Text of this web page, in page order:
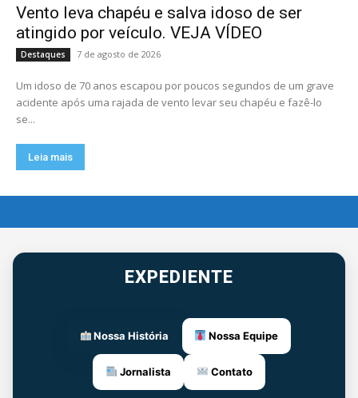
Vento leva chapéu e salva idoso de ser
atingido por veículo. VEJA VÍDEO
Destaques 7 de agosto de 2026
Um idoso de 70 anos escapou por poucos segundos de um grave
acidente após uma rajada de vento levar seu chapéu e fazê-lo
se...
Leia mais
EXPEDIENTE
Nossa História Nossa Equipe
Jornalista Contato